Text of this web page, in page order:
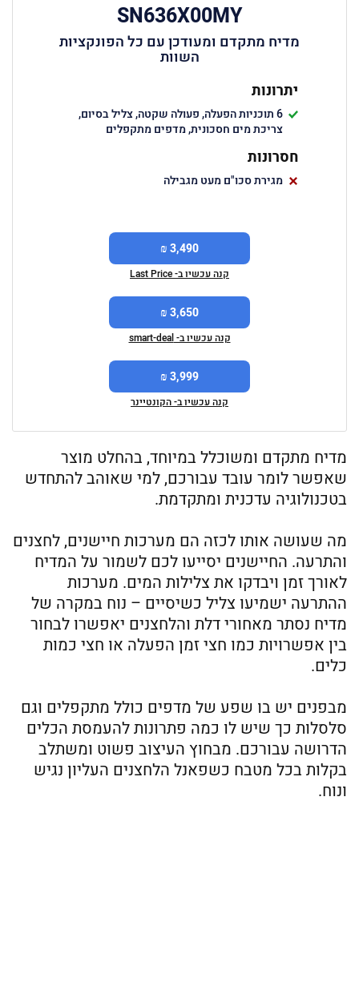
SN636X00MY
מדיח מתקדם ומעודכן עם כל הפונקציות
השוות
יתרונות
6 תוכניות הפעלה, פעולה שקטה, צליל בסיום,
צריכת מים חסכונית, מדפים מתקפלים
חסרונות
מגירת סכו"ם מעט מגבילה
3,490 ₪
קנה עכשיו ב- Last Price
3,650 ₪
קנה עכשיו ב- smart-deal
3,999 ₪
קנה עכשיו ב- הקונטיינר
מדיח מתקדם ומשוכלל במיוחד, בהחלט מוצר
שאפשר לומר עובד עבורכם, למי שאוהב להתחדש
בטכנולוגיה עדכנית ומתקדמת.
מה שעושה אותו לכזה הם מערכות חיישנים, לחצנים
והתרעה. החיישנים יסייעו לכם לשמור על המדיח
לאורך זמן ויבדקו את צלילות המים. מערכות
ההתרעה ישמיעו צליל כשיסיים – נוח במקרה של
מדיח נסתר מאחורי דלת והלחצנים יאפשרו לבחור
בין אפשרויות כמו חצי זמן הפעלה או חצי כמות
כלים.
מבפנים יש בו שפע של מדפים כולל מתקפלים וגם
סלסלות כך שיש לו כמה פתרונות להעמסת הכלים
הדרושה עבורכם. מבחוץ העיצוב פשוט ומשתלב
בקלות בכל מטבח כשפאנל הלחצנים העליון נגיש
ונוח.